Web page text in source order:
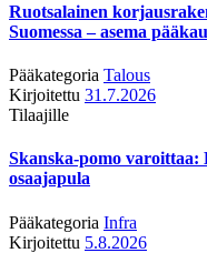
Ruotsalainen
Suomessa – asema
Pääkategoria Talous
Kirjoitettu 31.7.2026
Tilaajille
Skanska-pomo varoittaa:
osaajapula
Pääkategoria Infra
Kirjoitettu 5.8.2026